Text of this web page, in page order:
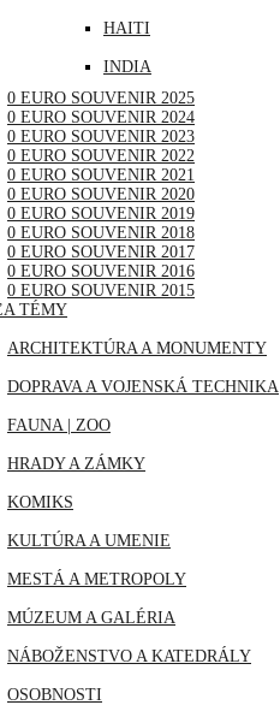
PORTUGALSKO
RAKÚSKO
RUMUNSKO
RUSKO
SAN MARÍNO
SLOVINSKO
ŠPANIELSKO
ŠVAJČIARSKO
ŠVÉDSKO
TALIANSKO
VATIKÁN
HAITI
INDIA
INDONÉZIA
IRAK
JAPONSKO
KANADA
KATAR
KUBA
LIBANON
SAUDSKÁ ARÁBIA
0 EURO SOUVENIR 2025
0 EURO SOUVENIR 2024
0 EURO SOUVENIR 2023
0 EURO SOUVENIR 2022
0 EURO SOUVENIR 2021
0 EURO SOUVENIR 2020
0 EURO SOUVENIR 2019
0 EURO SOUVENIR 2018
0 EURO SOUVENIR 2017
0 EURO SOUVENIR 2016
0 EURO SOUVENIR 2015
TÉMY
ARCHITEKTÚRA A MONUMENTY
DOPRAVA A VOJENSKÁ TECHNIKA
FAUNA | ZOO
HRADY A ZÁMKY
KOMIKS
KULTÚRA A UMENIE
MESTÁ A METROPOLY
MÚZEUM A GALÉRIA
NÁBOŽENSTVO A KATEDRÁLY
OSOBNOSTI